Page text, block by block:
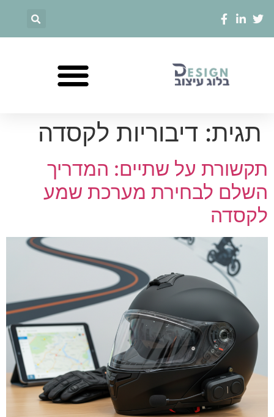
תגית: דיבוריות לקסדה
תקשורת על שתיים: המדריך
השלם לבחירת מערכת שמע
לקסדה